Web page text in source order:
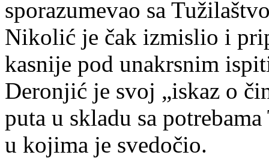
sporazumevao sa
Nikolić je čak izmislio i
kasnije pod unakrsnim
Deronjić je svoj „iskaz o
puta u skladu sa
u kojima je svedočio.